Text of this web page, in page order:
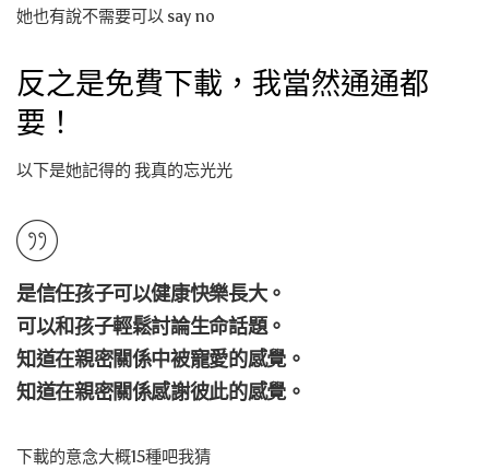
她也有說不需要可以 say no
反之是免費下載，我當然通通都
要！
以下是她記得的 我真的忘光光
是信任孩子可以健康快樂長大。
可以和孩子輕鬆討論生命話題。
知道在親密關係中被寵愛的感覺。
知道在親密關係感謝彼此的感覺。
下載的意念大概15種吧我猜